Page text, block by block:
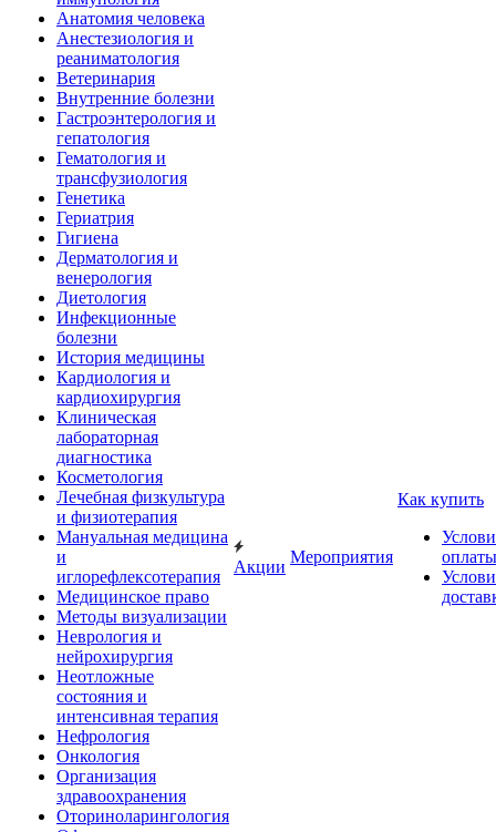
Анатомия человека
Анестезиология и
реаниматология
Ветеринария
Внутренние болезни
Гастроэнтерология и
гепатология
Гематология и
трансфузиология
Генетика
Гериатрия
Гигиена
Дерматология и
венерология
Диетология
Инфекционные
болезни
История медицины
Кардиология и
кардиохирургия
Клиническая
лабораторная
диагностика
Косметология
Лечебная физкультура
и физиотерапия
Мануальная медицина
и
иглорефлексотерапия
Медицинское право
Методы визуализации
Неврология и
нейрохирургия
Неотложные
состояния и
интенсивная терапия
Нефрология
Онкология
Организация
здравоохранения
Оториноларингология
Акции
Мероприятия
Как купить
оплаты